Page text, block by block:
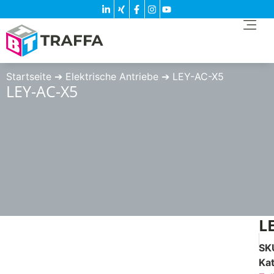
Startseite ➔ Elektrische Antriebe ➔ LEY-AC-X5
LEY-AC-X5